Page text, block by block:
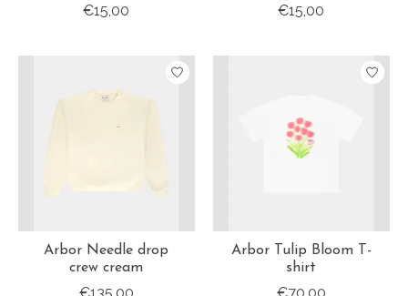
€15,00 €15,00
Arbor Needle drop
crew cream
Arbor Tulip Bloom T-
shirt